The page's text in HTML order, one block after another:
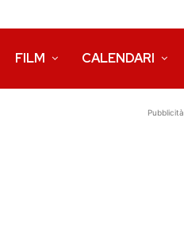
FILM CALENDARI
Pubblicità